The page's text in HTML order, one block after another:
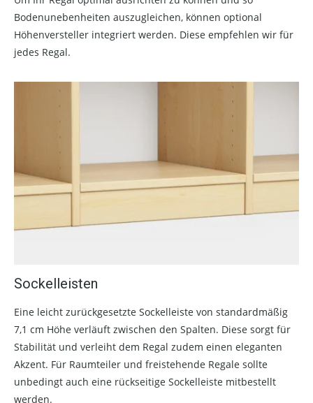
Bodenunebenheiten auszugleichen, können optional
Höhenversteller integriert werden. Diese empfehlen wir für
jedes Regal.
Sockelleisten
Eine leicht zurückgesetzte Sockelleiste von standardmäßig
7,1 cm Höhe verläuft zwischen den Spalten. Diese sorgt für
Stabilität und verleiht dem Regal zudem einen eleganten
Akzent. Für Raumteiler und freistehende Regale sollte
unbedingt auch eine rückseitige Sockelleiste mitbestellt
werden.